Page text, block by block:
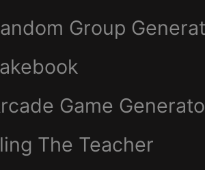
Group
Game
The Teacher